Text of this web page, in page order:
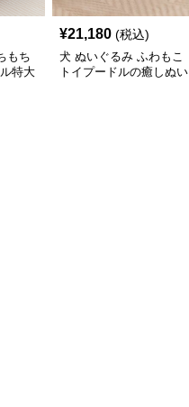
もち
特大
¥21,180 (税込)
犬 ぬいぐるみ ふわもこ
トイプードルの癒しぬい